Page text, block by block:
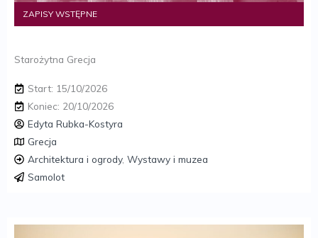
ZAPISY WSTĘPNE
Starożytna Grecja
Start: 15/10/2026
Koniec: 20/10/2026
Edyta Rubka-Kostyra
Grecja
Architektura i ogrody, Wystawy i muzea
Samolot